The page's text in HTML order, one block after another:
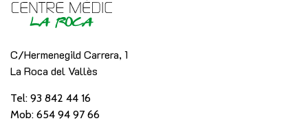
C/Hermenegild Carrera, 1
La Roca del Vallès
Tel: 93 842 44 16
Mob: 654 94 97 66